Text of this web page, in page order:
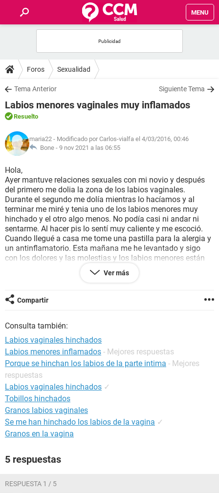
MENU
FOROS
SALUD
FAMILIA
NUTRICIÓN
SEXUALIDAD
GLOSARIO
Foros Sexualidad
Tema Anterior Siguiente Tema
Labios menores vaginales muy inflamados
Resuelto
maria22 - Modificado por Carlos-vialfa el 4/03/2016, 00:46
Bone - 9 nov 2021 a las 06:55
Hola,
Ayer mantuve relaciones sexuales con mi novio y después
del primero me dolia la zona de los labios vaginales.
Durante el segundo me dolía mientras lo hacíamos y al
terminar me miré y tenia uno de los labios menores muy
hinchado y el otro algo menos. No podía casi ni andar ni
sentarme. Al hacer pis lo sentí muy caliente y me escoció.
Cuando llegué a casa me tome una pastilla para la alergia y
un antinflamatorio. Esta mañana me he levantado y sigo
con los dolores y las molestias y los labios menores están
un poco menos hinchados pero ahora se me han hinchado
también los mayores. No se si puede ser por el roce o por el
al limpiarme se me cayó el pañuelo y tuve que recogerlo y
seguir limpiandome con él porque no teniamos mas. ¿Qué
Ver más
Compartir
Consulta también:
Labios vaginales hinchados
Labios menores inflamados - Mejores respuestas
Porque se hinchan los labios de la parte intima - Mejores
respuestas
Labios vaginales hinchados ✓
Tobillos hinchados
Granos labios vaginales
Se me han hinchado los labios de la vagina ✓
Granos en la vagina
5 respuestas
RESPUESTA 1 / 5